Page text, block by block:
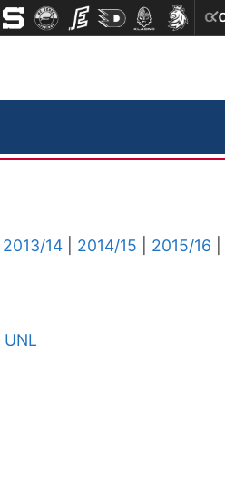
2013/14 2014/15 2015/16
UNL